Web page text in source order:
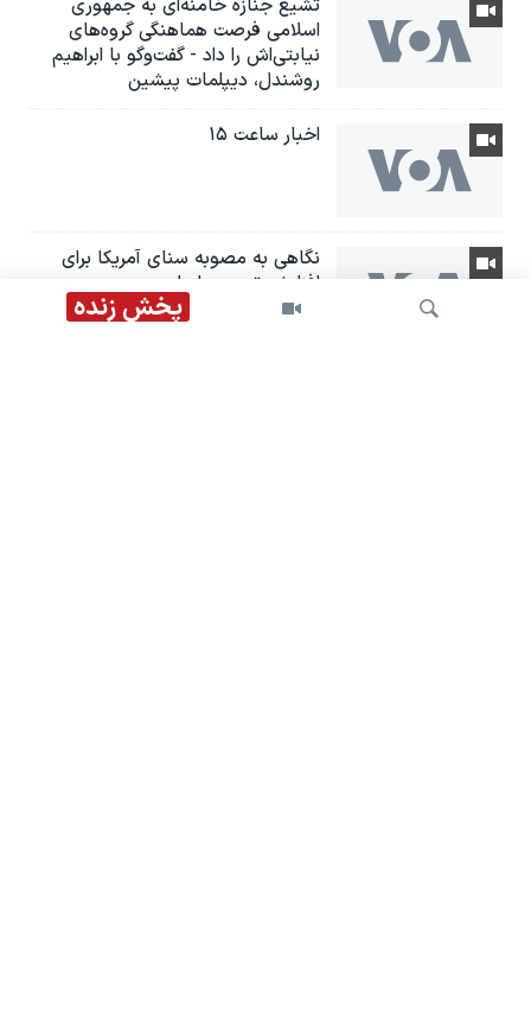
پخش زنده
تشیع جنازه خامنه‌ای به جمهوری
اسلامی فرصت هماهنگی گروه‌های
نیابتی‌اش را داد - گفت‌وگو با ابراهیم
روشندل، دیپلمات پیشین
اخبار ساعت ۱۵
نگاهی به مصوبه سنای آمریکا برای
افزایش تحریم‌ها علیه روسیه و
جمهوری اسلامی